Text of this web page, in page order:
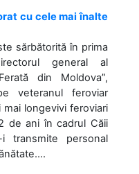
cu cele mai înalte
sărbătorită în prima
general al
din Moldova”,
veteranul feroviar
longevivi feroviari
de ani în cadrul Căii
transmite personal